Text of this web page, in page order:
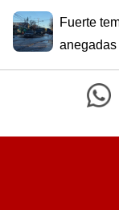
Fuerte